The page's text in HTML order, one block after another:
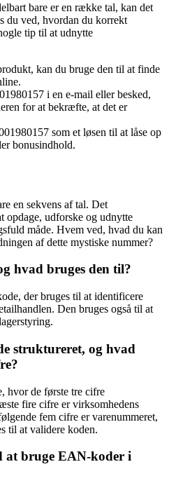
bare er en række tal, kan det
du ved, hvordan du korrekt
tip til at udnytte
kan du bruge den til at finde
i en e-mail eller besked,
for at bekræfte, at det er
som et løsen til at låse op
bonusindhold.
en sekvens af tal. Det
opdage, udforske og udnytte
måde. Hvem ved, hvad du kan
af dette mystiske nummer?
hvad bruges den til?
der bruges til at identificere
Den bruges også til at
struktureret, og hvad
hvor de første tre cifre
fire cifre er virksomhedens
fem cifre er varenummeret,
til at validere koden.
at bruge EAN-koder i